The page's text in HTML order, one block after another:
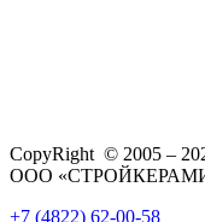
CopyRight © 2005 –
ООО
+7 (4822) 62-00-58